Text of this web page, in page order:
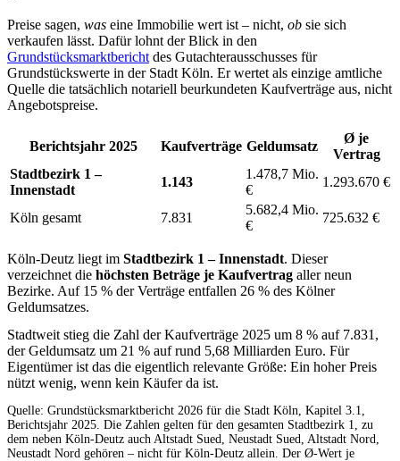
Preise sagen, was eine Immobilie wert ist – nicht, ob sie sich
verkaufen lässt. Dafür lohnt der Blick in den
Grundstücksmarktbericht des Gutachterausschusses für
Grundstückswerte in der Stadt Köln. Er wertet als einzige amtliche
Quelle die tatsächlich notariell beurkundeten Kaufverträge aus, nicht
Angebotspreise.
Berichtsjahr 2025 Kaufverträge Geldumsatz
Ø je
Vertrag
Stadtbezirk 1 –
Innenstadt
1.143
1.478,7 Mio.
€
1.293.670 €
Köln gesamt 7.831
5.682,4 Mio.
€
725.632 €
Köln-Deutz liegt im Stadtbezirk 1 – Innenstadt. Dieser
verzeichnet die höchsten Beträge je Kaufvertrag aller neun
Bezirke. Auf 15 % der Verträge entfallen 26 % des Kölner
Geldumsatzes.
Stadtweit stieg die Zahl der Kaufverträge 2025 um 8 % auf 7.831,
der Geldumsatz um 21 % auf rund 5,68 Milliarden Euro. Für
Eigentümer ist das die eigentlich relevante Größe: Ein hoher Preis
nützt wenig, wenn kein Käufer da ist.
Quelle: Grundstücksmarktbericht 2026 für die Stadt Köln, Kapitel 3.1,
Berichtsjahr 2025. Die Zahlen gelten für den gesamten Stadtbezirk 1, zu
dem neben Köln-Deutz auch Altstadt Sued, Neustadt Sued, Altstadt Nord,
Neustadt Nord gehören – nicht für Köln-Deutz allein. Der Ø-Wert je